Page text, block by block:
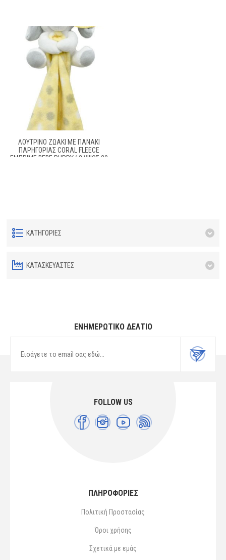
ΛΟΎΤΡΙΝΟ ΖΩΆΚΙ ΜΕ ΠΑΝΆΚΙ
ΠΑΡΗΓΟΡΊΑΣ CORAL FLEECE
ΕΜΠΡΙΜΈ BEBE PUPPY 12 ΎΨΟΣ 20
ΚΑΤΗΓΟΡΊΕΣ
ΚΑΤΑΣΚΕΥΑΣΤΈΣ
ΕΝΗΜΕΡΩΤΙΚΌ ΔΕΛΤΊΟ
FOLLOW US
ΠΛΗΡΟΦΟΡΙΕΣ
Πολιτική Προστασίας
Όροι χρήσης
Σχετικά με εμάς